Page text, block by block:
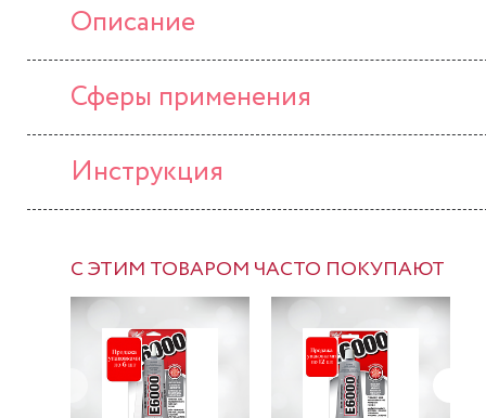
Описание
Сферы применения
Инструкция
С ЭТИМ ТОВАРОМ ЧАСТО ПОКУПАЮТ